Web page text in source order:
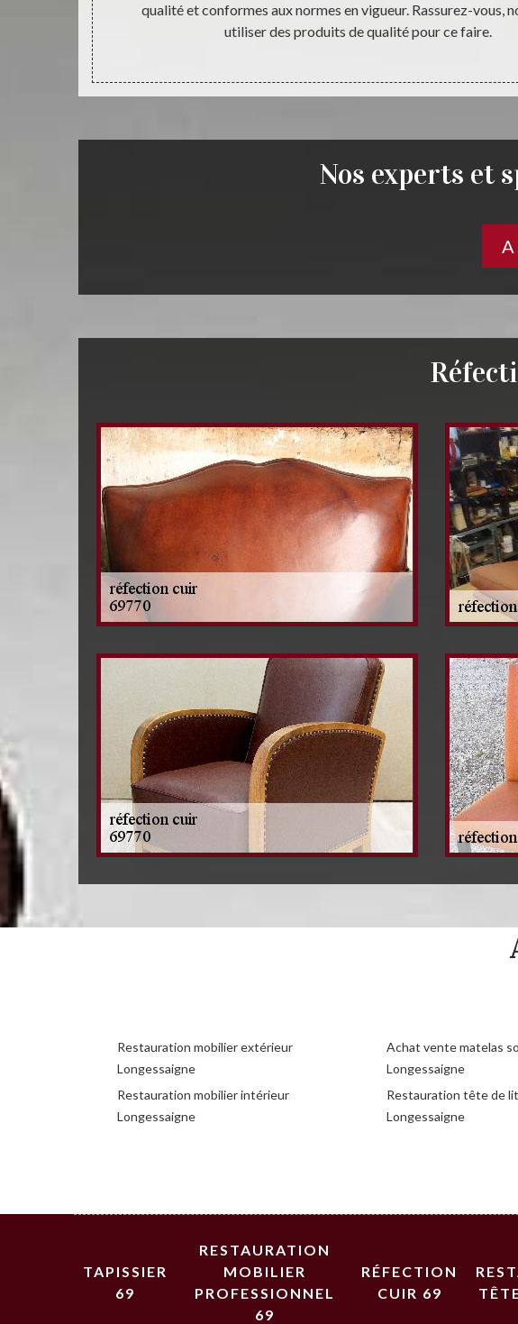
qualité et conformes aux normes en vigueur. Rassurez-vous,
utiliser des produits de qualité pour ce faire.
Nos experts et
Restauration mobilier extérieur
Longessaigne
Restauration mobilier intérieur
Longessaigne
Achat vente matelas
Longessaigne
Restauration tête de lit
Longessaigne
TAPISSIER
69
RESTAURATION
MOBILIER
PROFESSIONNEL
69
RÉFECTION
CUIR 69